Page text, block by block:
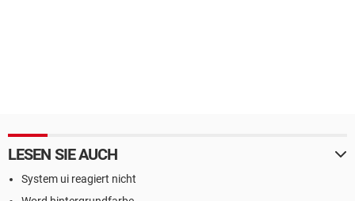
LESEN SIE AUCH
System ui reagiert nicht